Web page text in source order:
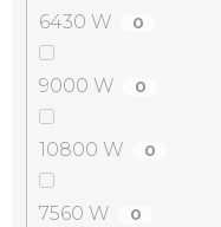
6430 W 0
9000 W 0
10800 W 0
7560 W 0